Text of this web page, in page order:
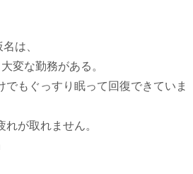
は、
変な勤務がある。
でもぐっすり眠って回復できていま
が取れません。